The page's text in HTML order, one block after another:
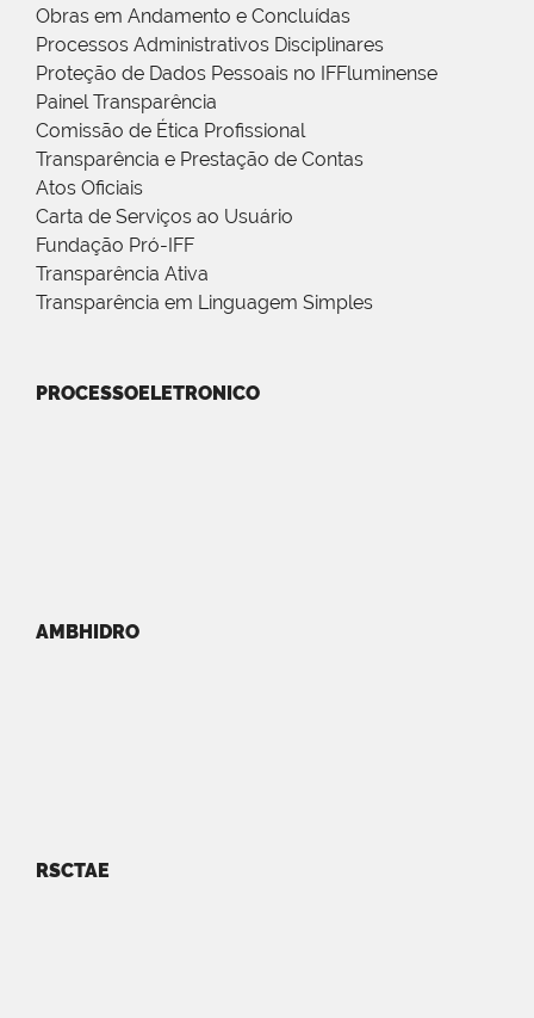
Obras em Andamento e Concluídas
Processos Administrativos Disciplinares
Proteção de Dados Pessoais no IFFluminense
Painel Transparência
Comissão de Ética Profissional
Transparência e Prestação de Contas
Atos Oficiais
Carta de Serviços ao Usuário
Fundação Pró-IFF
Transparência Ativa
Transparência em Linguagem Simples
PROCESSOELETRONICO
AMBHIDRO
RSCTAE